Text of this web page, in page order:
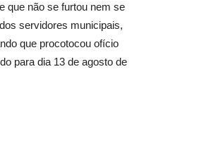
que não se furtou nem se
servidores municipais,
que procotocou ofício
para dia 13 de agosto de